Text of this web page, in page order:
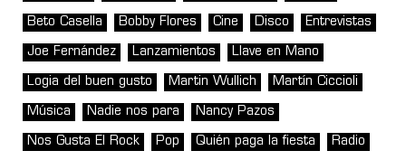
Beto Casella Bobby Flores Cine Disco Entrevistas
Joe Fernández Lanzamientos Llave en Mano
Logia del buen gusto Martin Wullich Martín Ciccioli
Música Nadie nos para Nancy Pazos
Nos Gusta El Rock Pop Quién paga la fiesta Radio